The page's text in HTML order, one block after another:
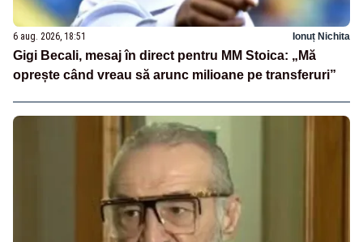
6 aug. 2026, 18:51 Ionuț Nichita
Gigi Becali, mesaj în direct pentru MM Stoica: „Mă
oprește când vreau să arunc milioane pe transferuri”